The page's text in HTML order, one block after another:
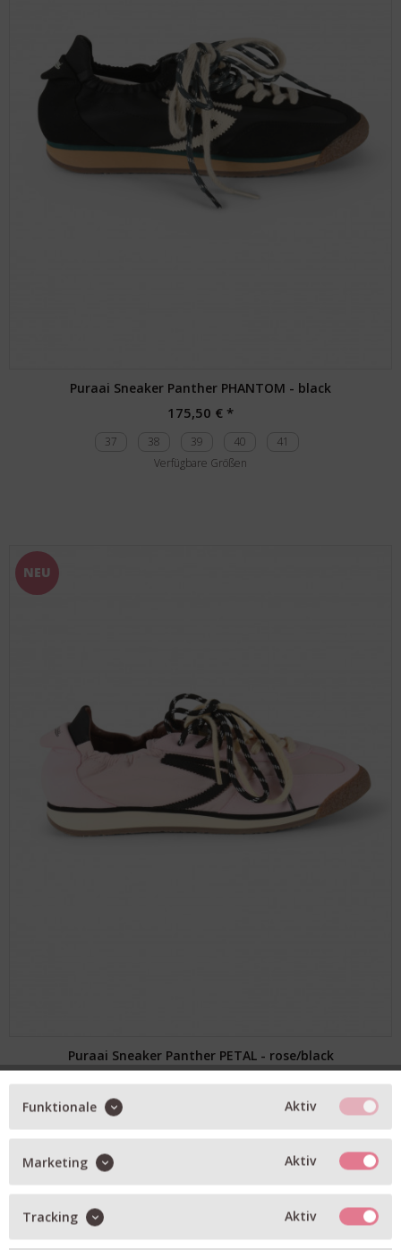
Puraai Sneaker Panther PHANTOM - black
175,50 € *
37 38 39 40
41
Verfügbare Größen
NEU
Puraai Sneaker Panther PETAL - rose/black
175,50 € *
37
41
Verfügbare Größen
NEU
Funktionale Aktiv
Marketing Aktiv
Tracking Aktiv